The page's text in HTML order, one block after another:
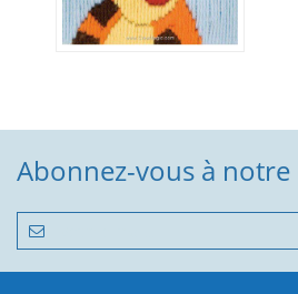
Abonnez-vous à notre